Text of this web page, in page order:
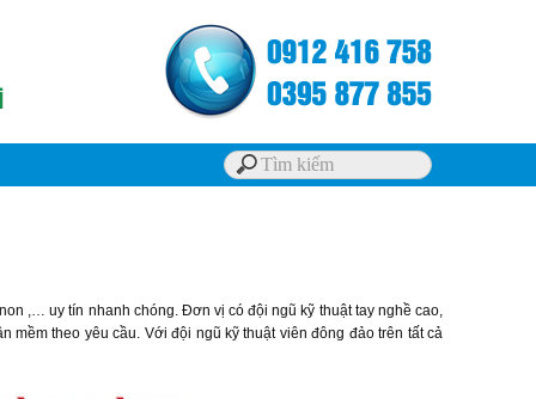
,… uy tín nhanh chóng. Đơn vị có đội ngũ kỹ thuật tay nghề cao,
mềm theo yêu cầu. Với đội ngũ kỹ thuật viên đông đảo trên tất cả